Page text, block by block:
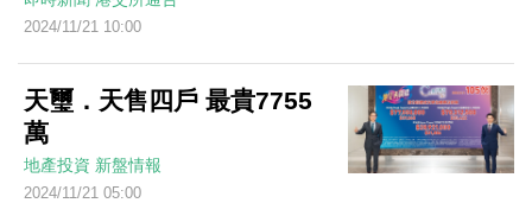
2024/11/21 10:00
天璽．天售四戶 最貴7755
萬
地產投資 新盤情報
2024/11/21 05:00